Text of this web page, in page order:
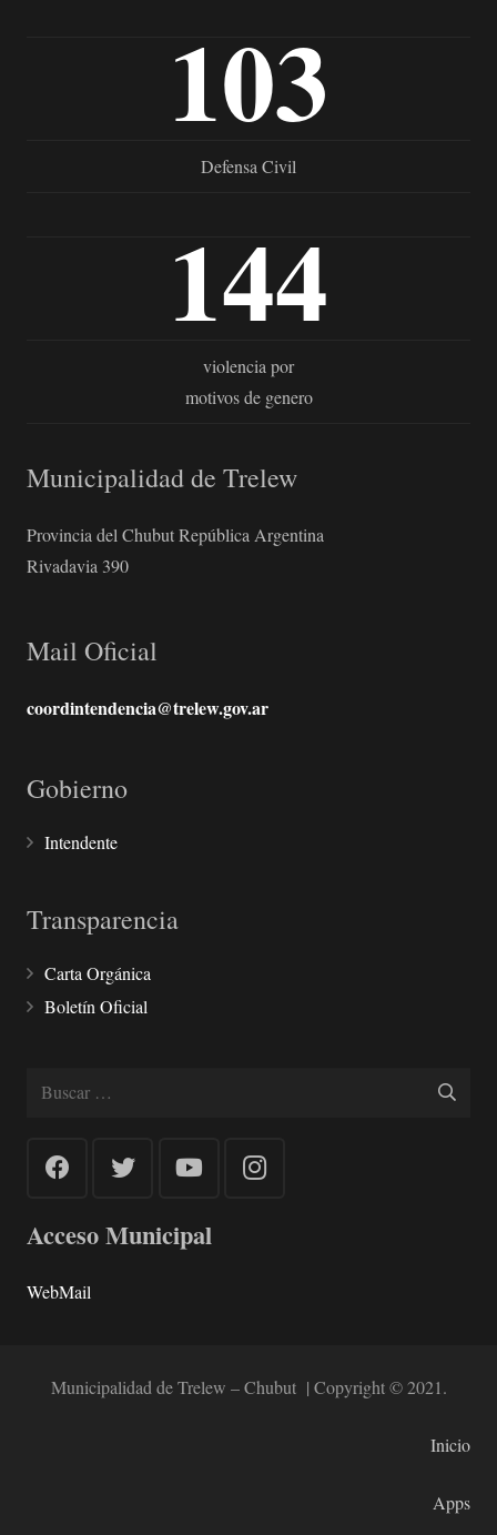
103
Defensa Civil
144
violencia por
motivos de genero
Municipalidad de Trelew
Provincia del Chubut República Argentina
Rivadavia 390
Mail Oficial
coordintendencia@trelew.gov.ar
Gobierno
Intendente
Transparencia
Carta Orgánica
Boletín Oficial
Buscar:
Acceso Municipal
WebMail
Municipalidad de Trelew – Chubut | Copyright © 2021.
Inicio
Apps